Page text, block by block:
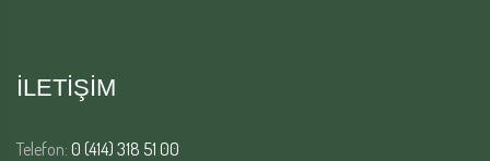
İLETİŞİM
Telefon: 0 (414) 318 51 00